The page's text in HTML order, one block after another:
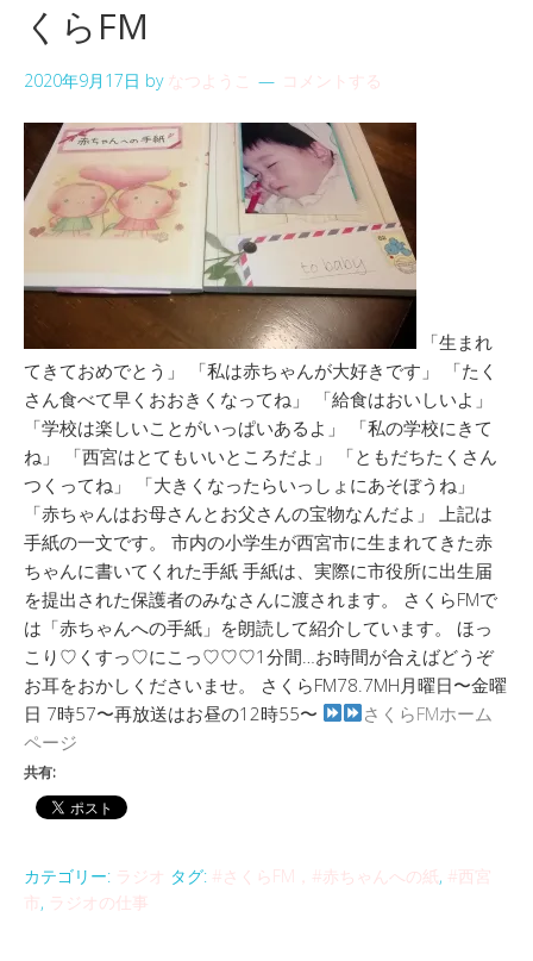
くらFM
2020年9月17日 by なつようこ コメントする
「生まれ
てきておめでとう」 「私は赤ちゃんが大好きです」 「たく
さん食べて早くおおきくなってね」 「給食はおいしいよ」
「学校は楽しいことがいっぱいあるよ」 「私の学校にきて
ね」 「西宮はとてもいいところだよ」 「ともだちたくさん
つくってね」 「大きくなったらいっしょにあそぼうね」
「赤ちゃんはお母さんとお父さんの宝物なんだよ」 上記は
手紙の一文です。 市内の小学生が西宮市に生まれてきた赤
ちゃんに書いてくれた手紙 手紙は、実際に市役所に出生届
を提出された保護者のみなさんに渡されます。 さくらFMで
は「赤ちゃんへの手紙」を朗読して紹介しています。 ほっ
こり♡くすっ♡にこっ♡♡♡1分間…お時間が合えばどうぞ
お耳をおかしくださいませ。 さくらFM78.7MH月曜日〜金曜
日 7時57〜再放送はお昼の12時55〜
さくらFMホーム
ページ
共有:
カテゴリー: ラジオ タグ: #さくらFM，#赤ちゃんへの紙, #西宮
市 , ラジオの仕事